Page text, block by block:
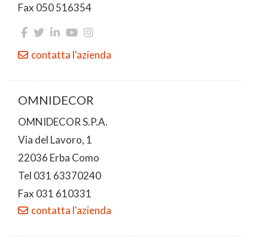
Fax 050 516354
contatta l'azienda
OMNIDECOR
OMNIDECOR S.P.A.
Via del Lavoro, 1
22036 Erba Como
Tel 031 63370240
Fax 031 610331
contatta l'azienda